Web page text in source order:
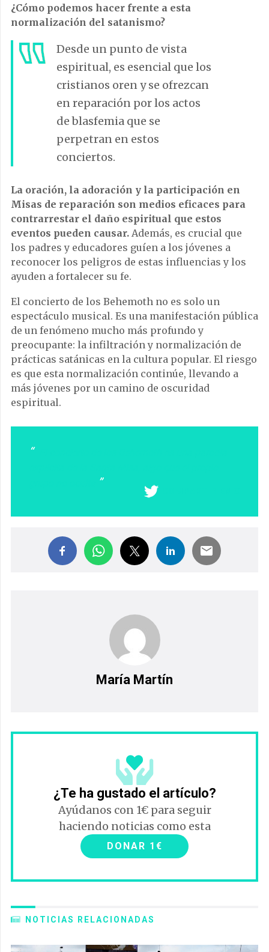
¿Cómo podemos hacer frente a esta
normalización del satanismo?
Desde un punto de vista
espiritual, es esencial que los
cristianos oren y se ofrezcan
en reparación por los actos
de blasfemia que se
perpetran en estos
conciertos.
La oración, la adoración y la participación en
Misas de reparación son medios eficaces para
contrarrestar el daño espiritual que estos
eventos pueden causar. Además, es crucial que
los padres y educadores guíen a los jóvenes a
reconocer los peligros de estas influencias y los
ayuden a fortalecer su fe.
El concierto de los Behemoth no es solo un
espectáculo musical. Es una manifestación pública
de un fenómeno mucho más profundo y
preocupante: la infiltración y normalización de
prácticas satánicas en la cultura popular. El riesgo
es que esta normalización continúe, llevando a
más jóvenes por un camino de oscuridad
espiritual.
María Martín
¿Te ha gustado el artículo?
Ayúdanos con 1€ para seguir
haciendo noticias como esta
DONAR 1€
NOTICIAS RELACIONADAS